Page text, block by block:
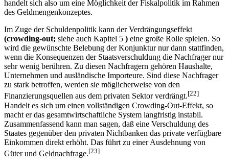
handelt sich also um eine Möglichkeit der Fiskalpolitik im Rahmen
des Geldmengenkonzeptes.
Im Zuge der Schuldenpolitik kann der Verdrängungseffekt
(crowding-out; siehe auch Kapitel 5 ) eine große Rolle spielen. So
wird die gewünschte Belebung der Konjunktur nur dann stattfinden,
wenn die Konsequenzen der Staatsverschuldung die Nachfrager nur
sehr wenig berühren. Zu diesen Nachfragern gehören Haushalte,
Unternehmen und ausländische Importeure. Sind diese Nachfrager
zu stark betroffen, werden sie möglicherweise von den
Finanzierungsquellen aus dem privaten Sektor verdrängt.[22]
Handelt es sich um einen vollständigen Crowding-Out-Effekt, so
macht er das gesamtwirtschaftliche System langfristig instabil.
Zusammenfassend kann man sagen, daß eine Verschuldung des
Staates gegenüber den privaten Nichtbanken das private verfügbare
Einkommen direkt erhöht. Das führt zu einer Ausdehnung von
Güter und Geldnachfrage.[23]